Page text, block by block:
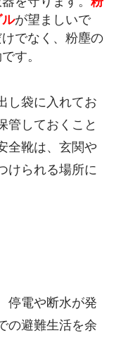
が望ましいで
でなく、粉塵の
す。
し袋に入れてお
管しておくこと
全靴は、玄関や
けられる場所に
停電や断水が発
の避難生活を余